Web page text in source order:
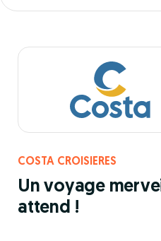
COSTA CROISIERES
Un voyage
attend !